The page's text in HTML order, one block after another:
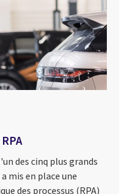
des cinq plus grands
mis en place une
des processus (RPA)